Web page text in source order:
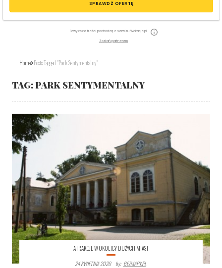
SPRAWDŹ OFERTĘ
Powyższe treści pochodzą z serwisu Wakacje.pl
Zostań partnerem
Home Posts Tagged "park Sentymentalny"
TAG:PARK SENTYMENTALNY
ATRAKCJE W OKOLICY DUŻYCH MIAST
24 KWIETNIA 2020
By: BEZMAPY.PL